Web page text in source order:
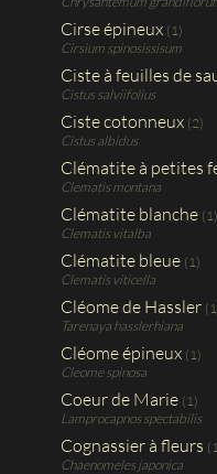
Cirse épineux (1)
Cirsium spinosissisum
Ciste à feuilles de
Cistus salviifolius
Ciste cotonneux (2)
Cistus albidus
Clématite à petites
Clematis montana
Clématite blanche (1)
Clematis vitalba
Clématite bleue (1)
Clematis viticella
Cléome de Hassler
Tarenaya hasslerhiana
Cléome épineux (1)
Cleome spinosa
Coeur de Marie (1)
Lamprocapnos spectabilis
Cognassier à fleurs
Chaenomeles japonica